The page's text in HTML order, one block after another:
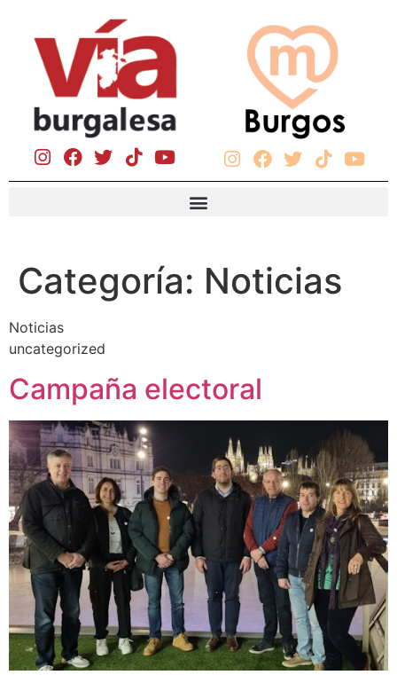
Categoría: Noticias
Noticias
uncategorized
Campaña electoral